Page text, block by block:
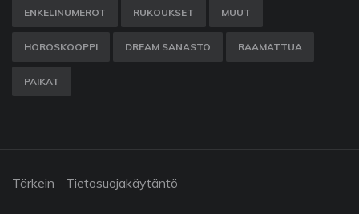
ENKELINUMEROT RUKOUKSET MUUT
HOROSKOOPPI DREAM SANASTO RAAMATTUA
PAIKAT
Tärkein Tietosuojakäytäntö